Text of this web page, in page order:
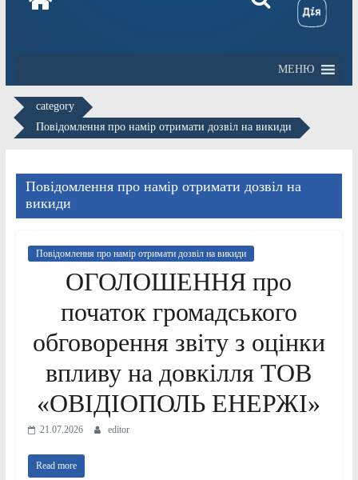
МЕНЮ
category
Повідомлення про намір отримати дозвіл на викиди
Повідомлення про намір отримати дозвіл на
викиди
Повідомлення про намір отримати дозвіл на викиди
ОГОЛОШЕННЯ про
початок громадського
обговорення звіту з оцінки
впливу на довкілля ТОВ
«ОВІДІОПОЛЬ ЕНЕРЖІ»
21.07.2026 editor
Read more